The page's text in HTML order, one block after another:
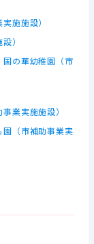
施施設）
）
の華幼稚園（市
業実施施設）
（市補助事業実